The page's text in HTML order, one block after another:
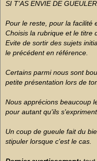
SI T'AS ENVIE DE
Pour le reste, pour la facilité
Choisis la rubrique et le titre
Evite de sortir des sujets
le précédent en référence.
Certains parmi nous sont
petite présentation lors de
Nous apprécions beaucoup
pour autant qu'ils
Un coup de gueule fait du
stipuler lorsque c'est le cas.